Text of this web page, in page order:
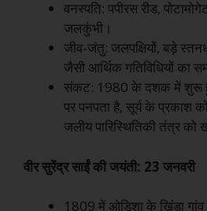
वनस्पति: पपीरस रीड,
जलकुंभी।
जीव-जंतु: जलपक्षियों, बड़े
जैसी आर्थिक गतिविधियों का
संकट: 1980 के दशक में शुरू
पर पनपता है, सूर्य के प्रकाश
जलीय पारिस्थितिकी तंत्र को
वीर सुरेंद्र साईं की जयंती: 23 जनवरी
1809 में ओडिशा के खिंडा गांव